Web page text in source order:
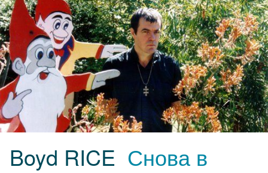
Boyd RICE Снова в